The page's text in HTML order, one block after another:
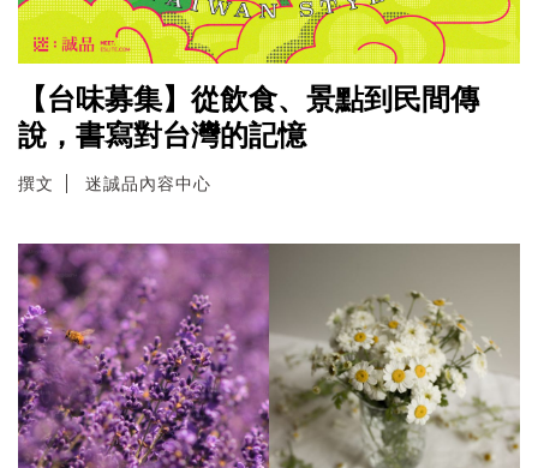
【台味募集】從飲食、景點到民間傳
說，書寫對台灣的記憶
撰文 迷誠品內容中心